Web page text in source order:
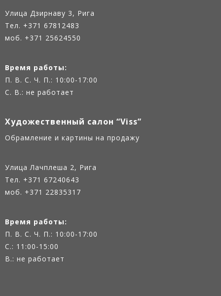
Улица Дзирнаву 3, Рига
Тел. +371 67812483
моб. +371 25624550
Время работы:
П. В. С. Ч. П.: 10:00-17:00
С. В.: не работает
Художественный салон “Viss”
Oбрамление и картины на продажу
Улица Лачплеша 2, Рига
Тел. +371 67240643
моб. +371 22835317
Время работы:
П. В. С. Ч. П.: 10:00-17:00
С.: 11:00-15:00
В.: не работает